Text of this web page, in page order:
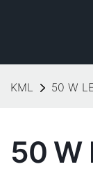
KML 50 W
50 W